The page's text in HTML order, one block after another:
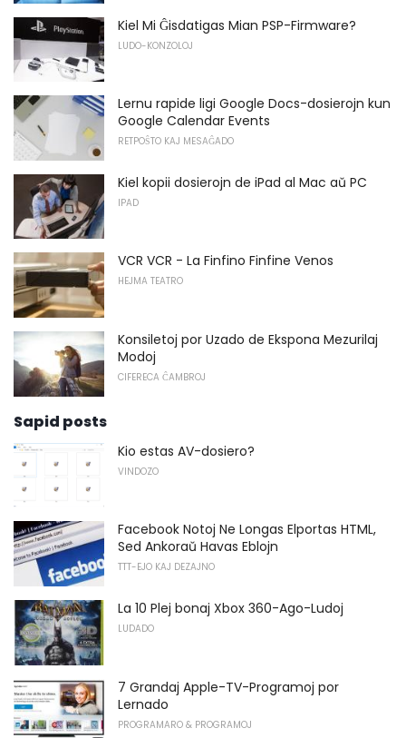
Kiel Mi Ĝisdatigas Mian PSP-Firmware?
LUDO-KONZOLOJ
Lernu rapide ligi Google Docs-dosierojn kun
Google Calendar Events
RETPOŜTO KAJ MESAĜADO
Kiel kopii dosierojn de iPad al Mac aŭ PC
IPAD
VCR VCR - La Finfino Finfine Venos
HEJMA TEATRO
Konsiletoj por Uzado de Ekspona Mezurilaj
Modoj
CIFERECA ĈAMBROJ
Sapid posts
Kio estas AV-dosiero?
VINDOZO
Facebook Notoj Ne Longas Elportas HTML,
Sed Ankoraŭ Havas Eblojn
TTT-EJO KAJ DEZAJNO
La 10 Plej bonaj Xbox 360-Ago-Ludoj
LUDADO
7 Grandaj Apple-TV-Programoj por
Lernado
PROGRAMARO & PROGRAMOJ